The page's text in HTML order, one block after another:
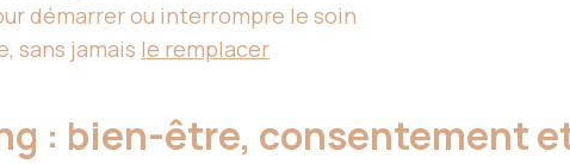
démarrer ou interrompre le soin
sans jamais le remplacer
: bien-être, consentement